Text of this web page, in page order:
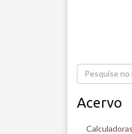
s
Acervo
Calculadoras